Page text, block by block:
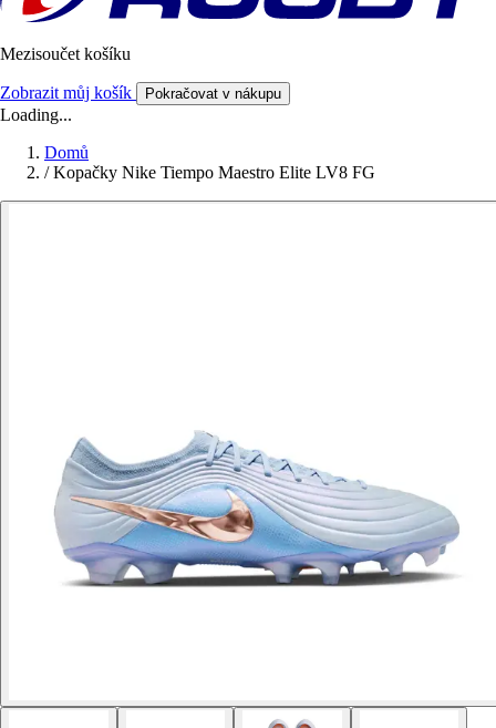
Mezisoučet košíku
Zobrazit můj košík Pokračovat v nákupu
Loading...
Domů
/ Kopačky Nike Tiempo Maestro Elite LV8 FG